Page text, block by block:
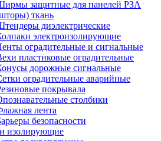
защитные для панелей РЗА
ткань
диэлектрические
электроизолирующие
оградительные и сигнальные
пластиковые оградительные
дорожные сигнальные
оградительные аварийные
покрывала
столбики
лента
безопасности
изолирующие